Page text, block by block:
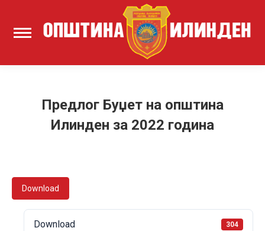
Предлог Буџет на општина
Илинден за 2022 година
Download
Download 304